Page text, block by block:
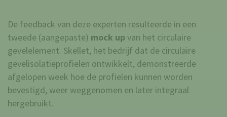
De feedback van deze experten resulteerde in een
tweede (aangepaste) mock upvan het circulaire
gevelelement. Skellet, het bedrijf dat de circulaire
gevelisolatieprofielen ontwikkelt, demonstreerde
afgelopen week hoe de profielen kunnen worden
bevestigd, weer weggenomen en later integraal
hergebruikt.